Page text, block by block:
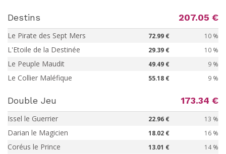
Destins 207.05 €
Le Pirate des Sept Mers 72.99 € 10 %
L'Etoile de la Destinée 29.39 € 10 %
Le Peuple Maudit 49.49 € 9 %
Le Collier Maléfique 55.18 € 9 %
Double Jeu 173.34 €
Issel le Guerrier 22.96 € 13 %
Darian le Magicien 18.02 € 16 %
Coréus le Prince 13.01 € 14 %